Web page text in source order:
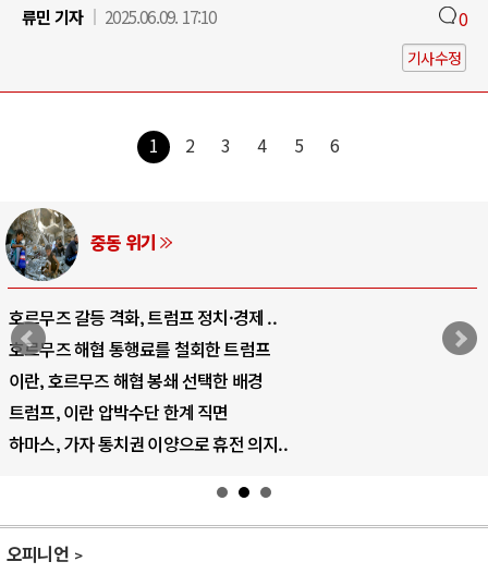
류민 기자
2025.06.09. 17:10 0
기사수정
1 2 3 4 5 6
중동 위기
호르무즈 갈등 격화, 트럼프 정치·경제 ..
호르무즈 해협 통행료를 철회한 트럼프
이란, 호르무즈 해협 봉쇄 선택한 배경
트럼프, 이란 압박수단 한계 직면
하마스, 가자 통치권 이양으로 휴전 의지..
오피니언